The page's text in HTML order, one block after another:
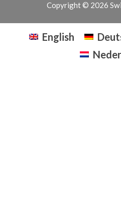
Copyright © 2026
English